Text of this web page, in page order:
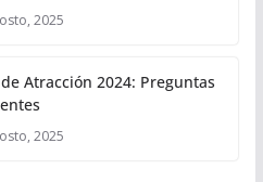
2025
Atracción 2024: Preguntas
2025